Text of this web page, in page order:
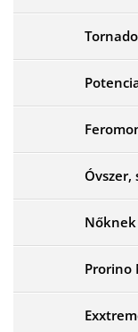
Tornado
Óvszer,
Nőknek
Prorino